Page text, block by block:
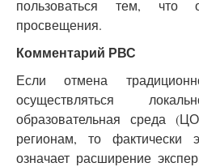
пользоваться тем, что
просвещения.
Комментарий РВС
Если отмена
осуществляться
образовательная среда
регионам, то
означает расширение